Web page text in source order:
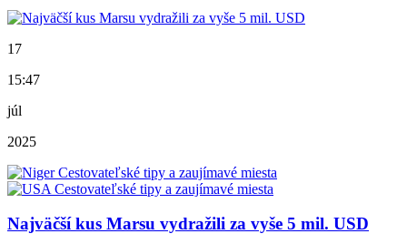
17
15:47
júl
2025
Najväčší kus Marsu vydražili za vyše 5 mil. USD